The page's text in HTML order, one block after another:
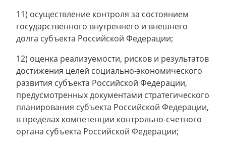
11) осуществление контроля за состоянием
государственного внутреннего и внешнего
долга субъекта Российской Федерации;
12) оценка реализуемости, рисков и результатов
достижения целей социально-экономического
развития субъекта Российской Федерации,
предусмотренных документами стратегического
планирования субъекта Российской Федерации,
в пределах компетенции контрольно-счетного
органа субъекта Российской Федерации;